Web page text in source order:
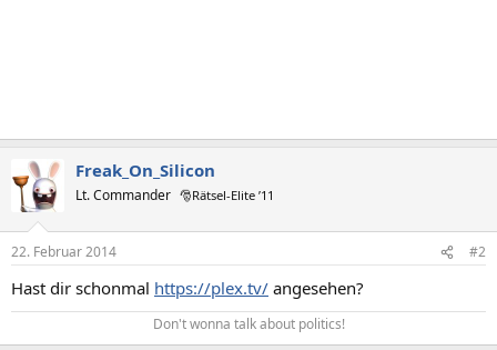
Freak_On_Silicon
Lt. Commander 🎅Rätsel-Elite ’11
22. Februar 2014 #2
Hast dir schonmal https://plex.tv/ angesehen?
Don't wonna talk about politics!​